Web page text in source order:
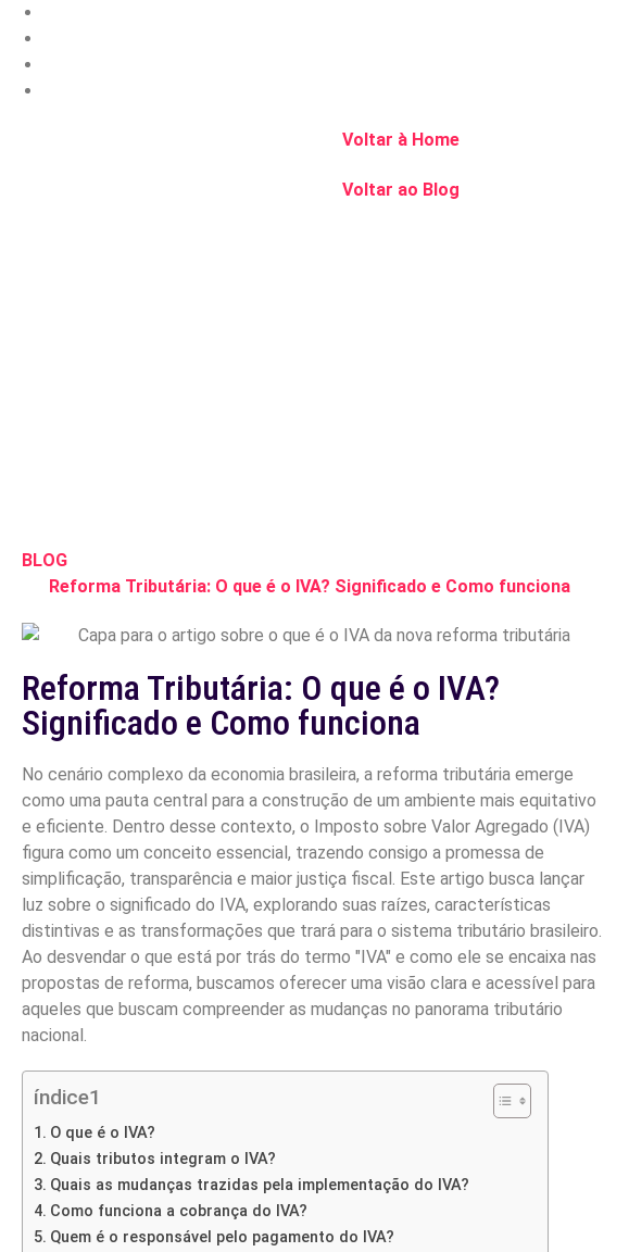
Voltar à Home
Voltar ao Blog
BLOG
Reforma Tributária: O que é o IVA? Significado e Como funciona
Reforma Tributária: O que é o IVA?
Significado e Como funciona
No cenário complexo da economia brasileira, a reforma tributária emerge
como uma pauta central para a construção de um ambiente mais equitativo
e eficiente. Dentro desse contexto, o Imposto sobre Valor Agregado (IVA)
figura como um conceito essencial, trazendo consigo a promessa de
simplificação, transparência e maior justiça fiscal. Este artigo busca lançar
luz sobre o significado do IVA, explorando suas raízes, características
distintivas e as transformações que trará para o sistema tributário brasileiro.
Ao desvendar o que está por trás do termo "IVA" e como ele se encaixa nas
propostas de reforma, buscamos oferecer uma visão clara e acessível para
aqueles que buscam compreender as mudanças no panorama tributário
nacional.
índice1
O que é o IVA?
Quais tributos integram o IVA?
Quais as mudanças trazidas pela implementação do IVA?
Como funciona a cobrança do IVA?
Quem é o responsável pelo pagamento do IVA?